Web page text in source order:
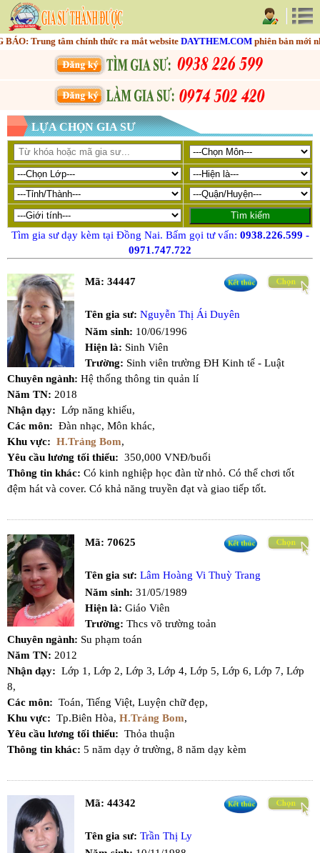
Trung tâm chính thức ra mắt websiteDAYTHEM.COMphiên bản mới
LỰA CHỌN GIA SƯ
Tìm gia sư dạy kèm tại Đồng Nai. Bấm gọi tư vấn: 0938.226.599 -
0971.747.722
Mã: 34447
Tên gia sư: Nguyễn Thị Ái Duyên
Năm sinh: 10/06/1996
Hiện là: Sinh Viên
Trường: Sinh viên trường ĐH Kinh tế - Luật
Chuyên ngành: Hệ thống thông tin quản lí
Năm TN: 2018
Nhận dạy: Lớp năng khiếu,
Các môn: Đàn nhạc, Môn khác,
Khu vực: H.Trảng Bom,
Yêu cầu lương tối thiểu: 350,000 VNĐ/buổi
Thông tin khác: Có kinh nghiệp học đàn từ nhỏ. Có thể chơi tốt
đệm hát và cover. Có khả năng truyền đạt và giao tiếp tốt.
Mã: 70625
Tên gia sư: Lâm Hoàng Vi Thuỳ Trang
Năm sinh: 31/05/1989
Hiện là: Giáo Viên
Trường: Thcs võ trường toản
Chuyên ngành: Su phạm toán
Năm TN: 2012
Nhận dạy: Lớp 1, Lớp 2, Lớp 3, Lớp 4, Lớp 5, Lớp 6, Lớp 7, Lớp
8,
Các môn: Toán, Tiếng Việt, Luyện chữ đẹp,
Khu vực: Tp.Biên Hòa, H.Trảng Bom,
Yêu cầu lương tối thiểu: Thỏa thuận
Thông tin khác: 5 năm dạy ở trường, 8 năm dạy kèm
Mã: 44342
Tên gia sư: Trần Thị Ly